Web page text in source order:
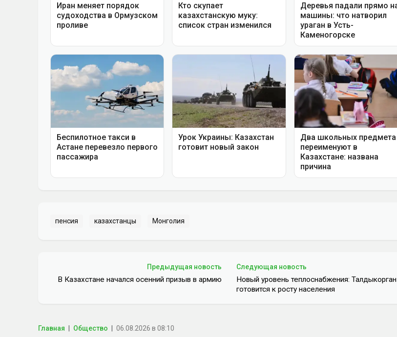
пенсия казахстанцы Монголия
Предыдущая новость
В Казахстане начался осенний призыв в армию
Следующая новость
Новый уровень теплоснабжения: Талдыкорган
готовится к росту населения
Главная Общество 06.08.2026 в 08:10